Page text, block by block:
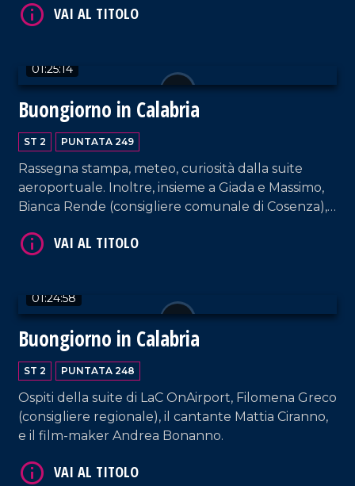
01:25:14
Buongiorno in Calabria
ST 2 PUNTATA 249
Rassegna stampa, meteo, curiosità dalla suite
aeroportuale. Inoltre, insieme a Giada e Massimo,
Bianca Rende (consigliere comunale di Cosenza),
Paviglianiti.
01:24:58
Buongiorno in Calabria
ST 2 PUNTATA 248
Ospiti della suite di LaC OnAirport, Filomena Greco
(consigliere regionale), il cantante Mattia Ciranno,
e il film-maker Andrea Bonanno.